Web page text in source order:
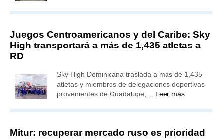
Juegos Centroamericanos y del Caribe: Sky
High transportará a más de 1,435 atletas a
RD
Sky High Dominicana traslada a más de 1,435
atletas y miembros de delegaciones deportivas
provenientes de Guadalupe,… Leer más
Mitur: recuperar mercado ruso es prioridad